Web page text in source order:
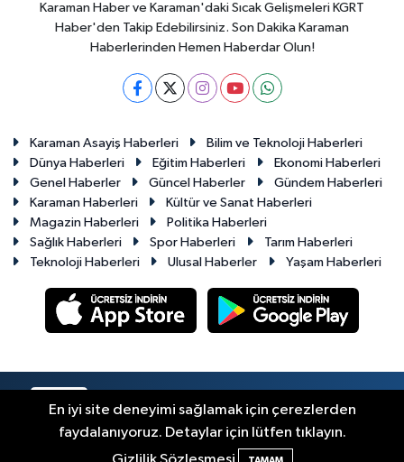
Karaman Haber ve Karaman'daki Sıcak Gelişmeleri KGRT
Haber'den Takip Edebilirsiniz. Son Dakika Karaman
Haberlerinden Hemen Haberdar Olun!
Karaman Asayiş Haberleri
Bilim ve Teknoloji Haberleri
Dünya Haberleri
Eğitim Haberleri
Ekonomi Haberleri
Genel Haberler
Güncel Haberler
Gündem Haberleri
Karaman Haberleri
Kültür ve Sanat Haberleri
Magazin Haberleri
Politika Haberleri
Sağlık Haberleri
Spor Haberleri
Tarım Haberleri
Teknoloji Haberleri
Ulusal Haberler Yaşam Haberleri
Haber Yazılımı:TE Bilişim
En iyi site deneyimi sağlamak için çerezlerden
faydalanıyoruz. Detaylar için lütfen tıklayın.